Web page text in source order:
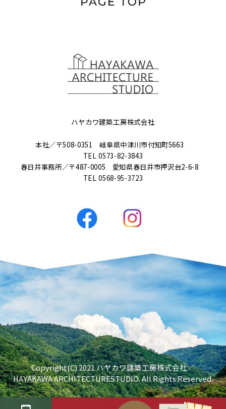
ハヤカワ建築工房株式会社
本社／〒508-0351 岐阜県中津川市付知町5663
TEL0573-82-3843
春日井事務所／〒487-0005 愛知県春日井市押沢台2-6-8
TEL0568-95-3723
Copyright(C) 2021 ハヤカワ建築工房株式会社／
HAYAKAWA ARCHITECTURESTUDIO. All Rights Reserved.